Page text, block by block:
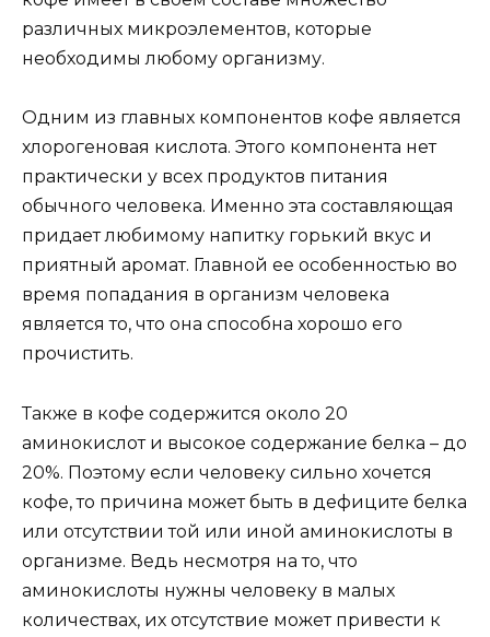
различных микроэлементов, которые
необходимы любому организму.
Одним из главных компонентов кофе является
хлорогеновая кислота. Этого компонента нет
практически у всех продуктов питания
обычного человека. Именно эта составляющая
придает любимому напитку горький вкус и
приятный аромат. Главной ее особенностью во
время попадания в организм человека
является то, что она способна хорошо его
прочистить.
Также в кофе содержится около 20
аминокислот и высокое содержание белка – до
20%. Поэтому если человеку сильно хочется
кофе, то причина может быть в дефиците белка
или отсутствии той или иной аминокислоты в
организме. Ведь несмотря на то, что
аминокислоты нужны человеку в малых
количествах, их отсутствие может привести к